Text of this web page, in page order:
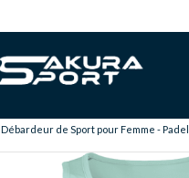
Débardeur de Sport pour Femme -